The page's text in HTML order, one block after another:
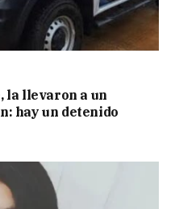
la llevaron a un
hay un detenido